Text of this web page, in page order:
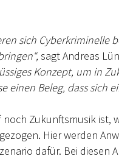
sich Cyberkriminelle
sagt Andreas
Konzept, um in
einen Beleg, dass sich
Zukunftsmusik
Hier werden
dafür. Bei diesen